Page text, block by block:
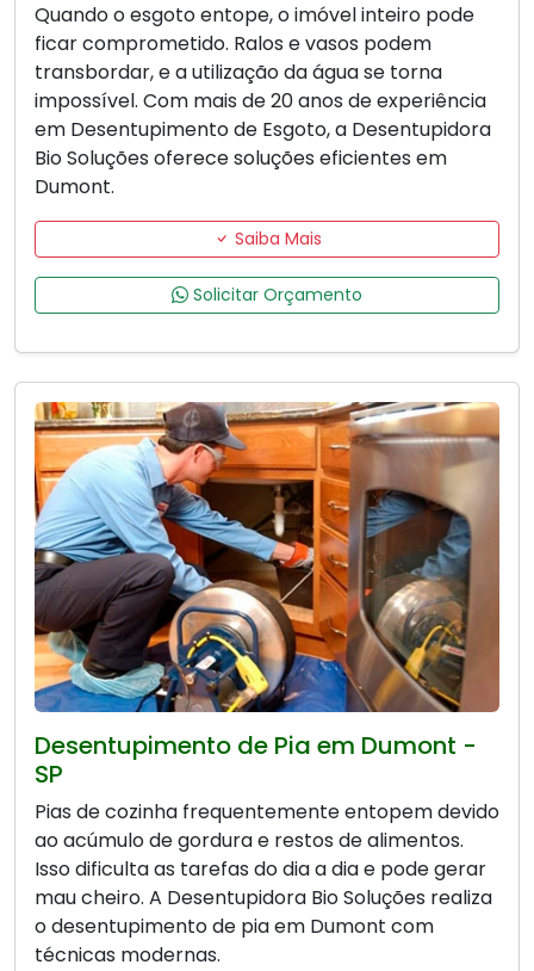
Quando o esgoto entope, o imóvel inteiro pode
ficar comprometido. Ralos e vasos podem
transbordar, e a utilização da água se torna
impossível. Com mais de 20 anos de experiência
em Desentupimento de Esgoto, a Desentupidora
Bio Soluções oferece soluções eficientes em
Dumont.
Saiba Mais
Solicitar Orçamento
Desentupimento de Pia em Dumont -
SP
Pias de cozinha frequentemente entopem devido
ao acúmulo de gordura e restos de alimentos.
Isso dificulta as tarefas do dia a dia e pode gerar
mau cheiro. A Desentupidora Bio Soluções realiza
o desentupimento de pia em Dumont com
técnicas modernas.